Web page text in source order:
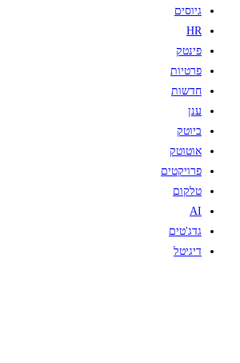
גיוסים
HR
פינטק
פרטיות
חדשות
ענן
ביוטק
אוטוטק
פרויקטים
טלקום
AI
גדג'טים
דיגיטל